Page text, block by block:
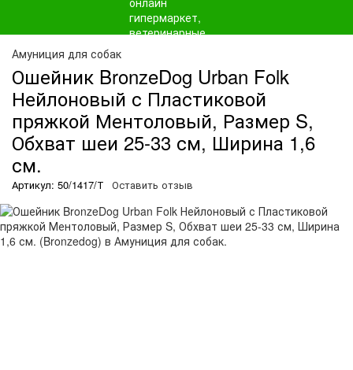
Амуниция для собак
Ошейник BronzeDog Urban Folk
Нейлоновый с Пластиковой
пряжкой Ментоловый, Размер S,
Обхват шеи 25-33 см, Ширина 1,6
см.
Артикул: 50/1417/Т Оставить отзыв